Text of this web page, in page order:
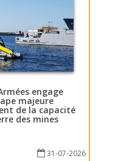
engage
majeure
de la capacité
des mines
31-07-2026